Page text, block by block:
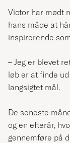
Victor har mødt
hans måde at
inspirerende
– Jeg er blevet
løb er at finde
langsigtet mål.
De seneste
og en efterår,
gennemføre på